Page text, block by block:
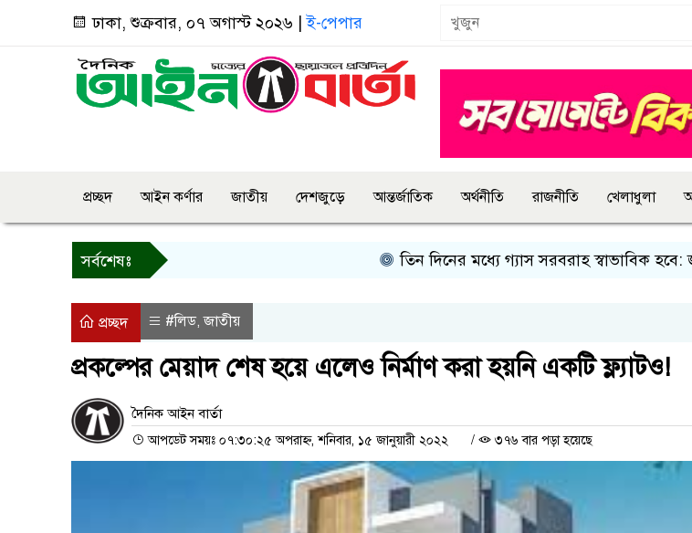
ঢাকা, শুক্রবার, ০৭ অগাস্ট ২০২৬ |ই-পেপার
প্রচ্ছদ আইন কর্ণার জাতীয় দেশজুড়ে আন্তর্জাতিক অর্থনীতি রাজনীতি খেলাধুলা
সর্বশেষঃ তিন দিনের মধ্যে গ্যাস সরবরাহ স্বাভাবিক হবে: জ্বালানি
প্রচ্ছদ #লিড,জাতীয়
প্রকল্পের মেয়াদ শেষ হয়ে এলেও নির্মাণ করা হয়নি একটি ফ্ল্যাটও!
দৈনিক আইন বার্তা
আপডেট সময়ঃ ০৭:৩০:২৫ অপরাহ্ন, শনিবার, ১৫ জানুয়ারী ২০২২ / ৩৭৬ বার পড়া হয়েছে